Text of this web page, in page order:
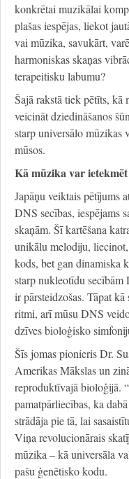
konkrētai muzikālai
plašas iespējas, liekot
vai mūzika, savukārt,
harmoniskas skaņas
terapeitisku labumu?
Šajā rakstā tiek pētīts, kā
veicināt dziedināšanos
starp universālo mūzikas
mūsos.
Kā mūzika var
Japāņu veiktais pētījums
DNS secības, iespējams
skaņām. Šī kartēšana
unikālu melodiju,
kods, bet gan dinamiska
starp nukleotīdu
ir pārsteidzošas. Tāpat
ritmi, arī mūsu DNS
dzīves bioloģisko
Šīs jomas pionieris Dr.
Amerikas Mākslas un
reproduktīvajā bioloģijā.
pamatpārliecības, ka
strādāja pie tā, lai
Viņa revolucionārais
mūzika – kā universāla
pašu ģenētisko kodu.